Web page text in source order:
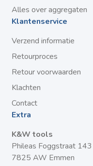
Alles over aggregaten
Klantenservice
Verzend informatie
Retourproces
Retour voorwaarden
Klachten
Contact
Extra
K&W tools
Phileas Foggstraat 143
7825 AW Emmen